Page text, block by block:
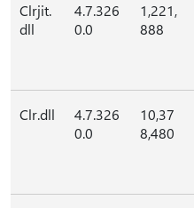
Clrjit.
dll
4.7.326
0.0
1,221,
888
Clr.dll
4.7.326
0.0
10,37
8,480